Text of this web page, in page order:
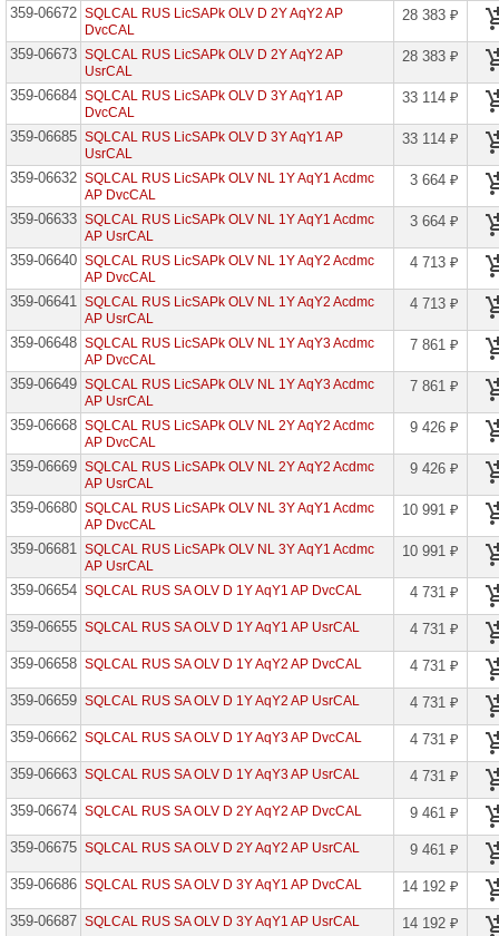
Bing
Maps
Transactions
BizTalk
Server
Branch
BizTalk
Server
Enterprise
BizTalk
Server
Standard
CDS
Database
Capacity
Edu
CDS
File
Capacity
Edu
CDS
Log
Capacity
Edu
Certification
in
Academic
VL
Chat
Session
Virtual
Agent
Edu
CIS
Datacenter
Core
CIS
Suite
Standard
Common
Area
Phone
CAL
359-06672 SQLCAL RUS LicSAPk OLV D 2Y AqY2 AP
DvcCAL
28 383 ₽
359-06673 SQLCAL RUS LicSAPk OLV D 2Y AqY2 AP
UsrCAL
28 383 ₽
359-06684 SQLCAL RUS LicSAPk OLV D 3Y AqY1 AP
DvcCAL
33 114 ₽
359-06685 SQLCAL RUS LicSAPk OLV D 3Y AqY1 AP
UsrCAL
33 114 ₽
359-06632 SQLCAL RUS LicSAPk OLV NL 1Y AqY1 Acdmc
AP DvcCAL
3 664 ₽
359-06633 SQLCAL RUS LicSAPk OLV NL 1Y AqY1 Acdmc
AP UsrCAL
3 664 ₽
359-06640 SQLCAL RUS LicSAPk OLV NL 1Y AqY2 Acdmc
AP DvcCAL
4 713 ₽
359-06641 SQLCAL RUS LicSAPk OLV NL 1Y AqY2 Acdmc
AP UsrCAL
4 713 ₽
359-06648 SQLCAL RUS LicSAPk OLV NL 1Y AqY3 Acdmc
AP DvcCAL
7 861 ₽
359-06649 SQLCAL RUS LicSAPk OLV NL 1Y AqY3 Acdmc
AP UsrCAL
7 861 ₽
359-06668 SQLCAL RUS LicSAPk OLV NL 2Y AqY2 Acdmc
AP DvcCAL
9 426 ₽
359-06669 SQLCAL RUS LicSAPk OLV NL 2Y AqY2 Acdmc
AP UsrCAL
9 426 ₽
359-06680 SQLCAL RUS LicSAPk OLV NL 3Y AqY1 Acdmc
AP DvcCAL
10 991 ₽
359-06681 SQLCAL RUS LicSAPk OLV NL 3Y AqY1 Acdmc
AP UsrCAL
10 991 ₽
359-06654 SQLCAL RUS SA OLV D 1Y AqY1 AP DvcCAL 4 731 ₽
359-06655 SQLCAL RUS SA OLV D 1Y AqY1 AP UsrCAL 4 731 ₽
359-06658 SQLCAL RUS SA OLV D 1Y AqY2 AP DvcCAL 4 731 ₽
359-06659 SQLCAL RUS SA OLV D 1Y AqY2 AP UsrCAL 4 731 ₽
359-06662 SQLCAL RUS SA OLV D 1Y AqY3 AP DvcCAL 4 731 ₽
359-06663 SQLCAL RUS SA OLV D 1Y AqY3 AP UsrCAL 4 731 ₽
359-06674 SQLCAL RUS SA OLV D 2Y AqY2 AP DvcCAL 9 461 ₽
359-06675 SQLCAL RUS SA OLV D 2Y AqY2 AP UsrCAL 9 461 ₽
359-06686 SQLCAL RUS SA OLV D 3Y AqY1 AP DvcCAL 14 192 ₽
359-06687 SQLCAL RUS SA OLV D 3Y AqY1 AP UsrCAL 14 192 ₽